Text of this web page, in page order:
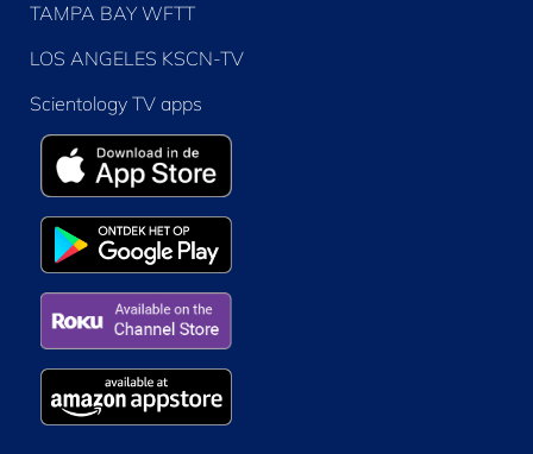
TAMPA BAY WFTT
LOS ANGELES KSCN-TV
Scientology TV apps